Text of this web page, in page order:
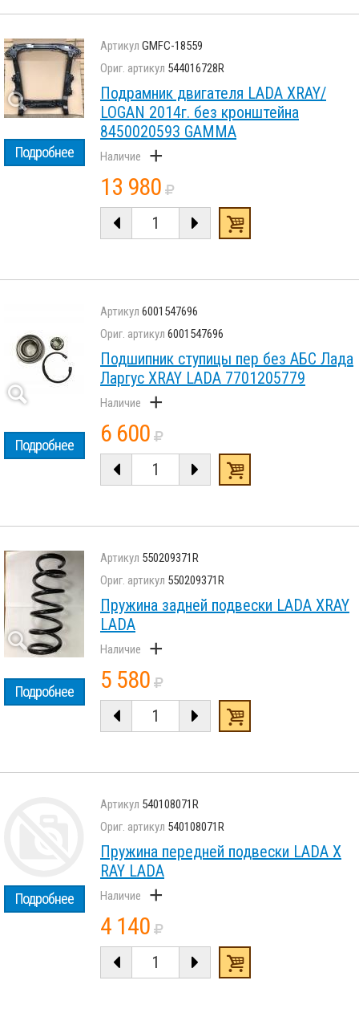
Подробнее
GMFC-18559
544016728R
Подрамник двигателя LADA XRAY/
LOGAN 2014г. без кронштейна
8450020593 GAMMA
+
13 980
Подробнее
6001547696
6001547696
Подшипник ступицы пер без АБС Лада
Ларгус XRAY LADA 7701205779
+
6 600
Подробнее
550209371R
550209371R
Пружина задней подвески LADA XRAY
LADA
+
5 580
Подробнее
540108071R
540108071R
Пружина передней подвески LADA X
RAY LADA
+
4 140